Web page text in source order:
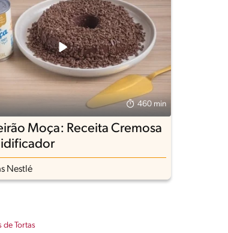
460 min
Moça: Receita Cremosa
Nestlé
de Tortas